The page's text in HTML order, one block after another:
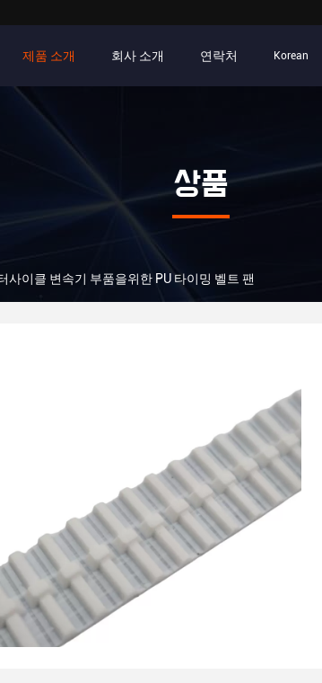
제품 소개 회사 소개 연락처 Korean
상품
사이클 변속기 부품을위한 PU 타이밍 벨트 팬